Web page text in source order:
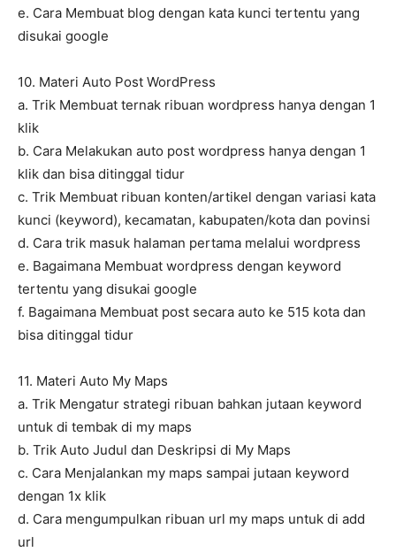
e. Cara Membuat blog dengan kata kunci tertentu yang
disukai google
10. Materi Auto Post WordPress
a. Trik Membuat ternak ribuan wordpress hanya dengan 1
klik
b. Cara Melakukan auto post wordpress hanya dengan 1
klik dan bisa ditinggal tidur
c. Trik Membuat ribuan konten/artikel dengan variasi kata
kunci (keyword), kecamatan, kabupaten/kota dan povinsi
d. Cara trik masuk halaman pertama melalui wordpress
e. Bagaimana Membuat wordpress dengan keyword
tertentu yang disukai google
f. Bagaimana Membuat post secara auto ke 515 kota dan
bisa ditinggal tidur
11. Materi Auto My Maps
a. Trik Mengatur strategi ribuan bahkan jutaan keyword
untuk di tembak di my maps
b. Trik Auto Judul dan Deskripsi di My Maps
c. Cara Menjalankan my maps sampai jutaan keyword
dengan 1x klik
d. Cara mengumpulkan ribuan url my maps untuk di add
url